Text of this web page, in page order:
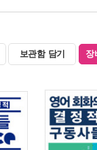
보관함 담기 장